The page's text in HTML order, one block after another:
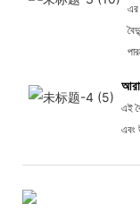
এর
এই
এবং